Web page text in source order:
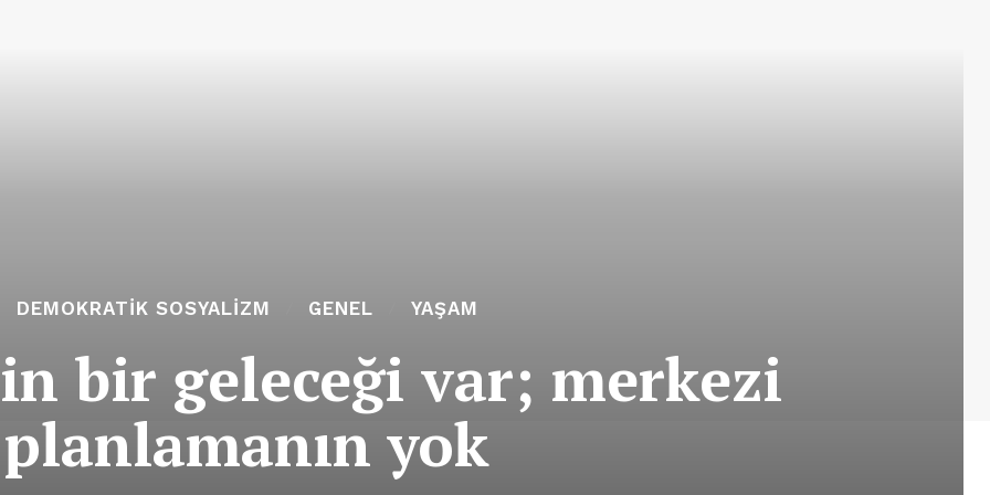
DEMOKRATIK SOSYALIZM GENEL YAŞAM
bir geleceği var; merkezi
planlamanın yok